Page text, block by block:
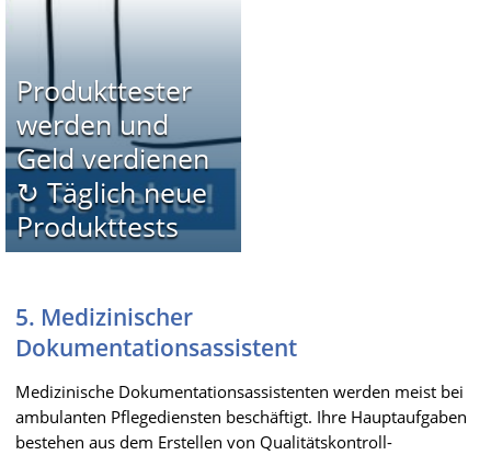
Produkttester
werden und
Geld verdienen
↻ Täglich neue
Produkttests
5. Medizinischer
Dokumentationsassistent
Medizinische Dokumentationsassistenten werden meist bei
ambulanten Pflegediensten beschäftigt. Ihre Hauptaufgaben
bestehen aus dem Erstellen von Qualitätskontroll-